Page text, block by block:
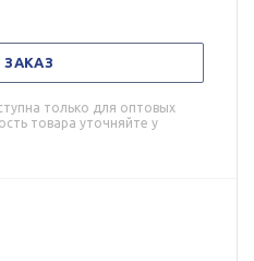
только для оптовых
товара уточняйте у